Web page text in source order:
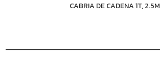
CABRIA DE CADENA 1T, 2.5M